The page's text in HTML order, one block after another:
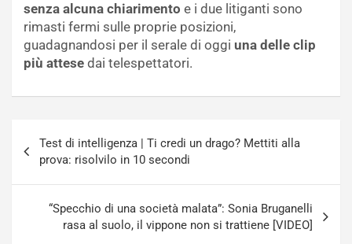
senza alcuna chiarimento e i due litiganti sono
rimasti fermi sulle proprie posizioni,
guadagnandosi per il serale di oggi una delle clip
più attese dai telespettatori.
articoli
Test di intelligenza | Ti credi un drago? Mettiti alla
prova: risolvilo in 10 secondi
“Specchio di una società malata”: Sonia Bruganelli
rasa al suolo, il vippone non si trattiene [VIDEO]